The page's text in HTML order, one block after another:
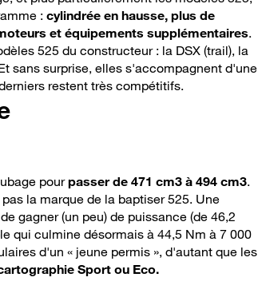
: cylindrée en hausse, plus de
et équipements supplémentaires.
525 du constructeur : la DSX (trail), la
sans surprise, elles s'accompagnent d'une
restent très compétitifs.
pourpasser de 471 cm3 à 494 cm3.
la marque de la baptiser 525. Une
gagner (un peu) de puissance (de 46,2
qui culmine désormais à 44,5 Nm à 7 000
d'un « jeune permis », d'autant que les
Sport ou Eco.